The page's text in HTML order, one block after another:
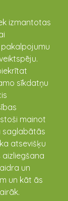
izmantotas
sīkdatņu
mainot
saglabātās
atsevišķu
un
un kāt ās